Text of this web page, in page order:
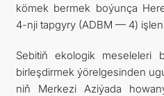
kömek bermek boýunça
4-nji tapgyry (ADBM — 4)
Sebitiň ekologik meseleleri
birleşdirmek ýörelgesinden
niň Merkezi Aziýada